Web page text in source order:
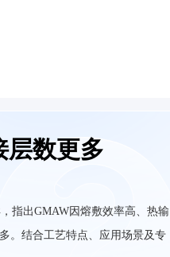
层数更多
指出GMAW因熔敷效率高、热输
。结合工艺特点、应用场景及专